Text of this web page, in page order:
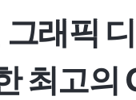
래픽
최고의